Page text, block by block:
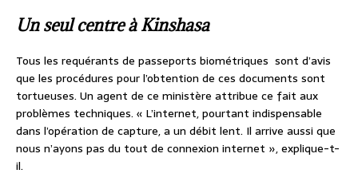
Un seul centre à Kinshasa
Tous les requérants de passeports biométriques sont d’avis
que les procédures pour l’obtention de ces documents sont
tortueuses. Un agent de ce ministère attribue ce fait aux
problèmes techniques. « L’internet, pourtant indispensable
dans l’opération de capture, a un débit lent. Il arrive aussi que
nous n’ayons pas du tout de connexion internet », explique-t-
il.